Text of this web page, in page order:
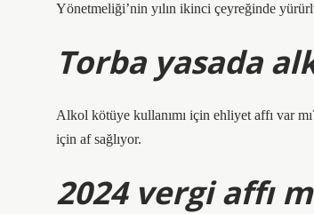
Yönetmeliği’nin yılın ikinci çeyreğinde
Torba yasada
Alkol kötüye kullanımı için ehliyet affı var
için af sağlıyor.
2024 vergi affı